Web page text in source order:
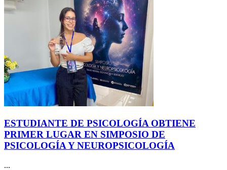
ESTUDIANTE DE PSICOLOGÍA OBTIENE
PRIMER LUGAR EN SIMPOSIO DE
PSICOLOGÍA Y NEUROPSICOLOGÍA
...